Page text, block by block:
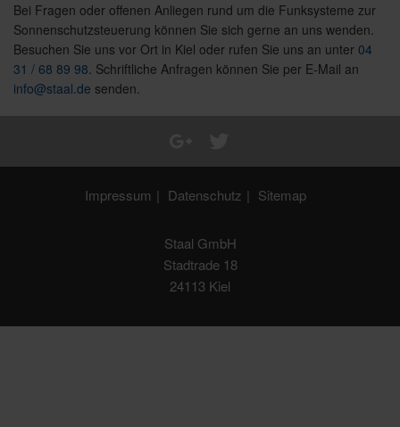
Bei Fragen oder offenen Anliegen rund um die Funksysteme zur
Sonnenschutzsteuerung können Sie sich gerne an uns wenden.
Besuchen Sie uns vor Ort in Kiel oder rufen Sie uns an unter 04
31 / 68 89 98. Schriftliche Anfragen können Sie per E-Mail an
info@staal.de senden.
Impressum Datenschutz Sitemap
Staal GmbH
Stadtrade 18
24113 Kiel